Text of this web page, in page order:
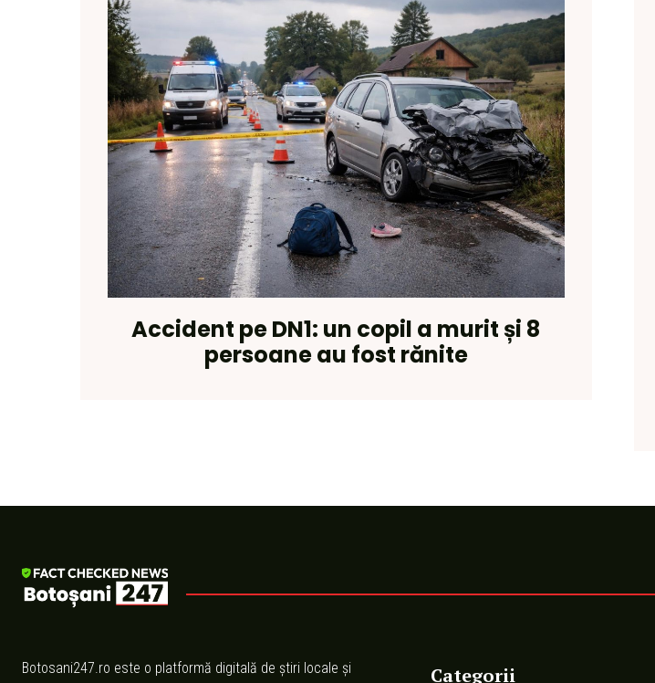
Accident pe DN1: un copil a murit și 8
persoane au fost rănite
Botosani247.ro este o platformă digitală de știri locale și Categorii